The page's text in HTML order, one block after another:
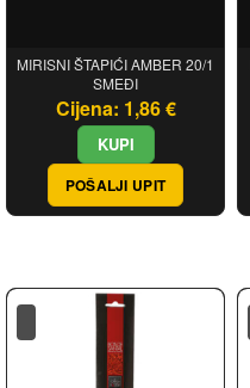
MIRISNI ŠTAPIĆI AMBER 20/1
SMEĐI
Cijena: 1,86 €
POŠALJI UPIT